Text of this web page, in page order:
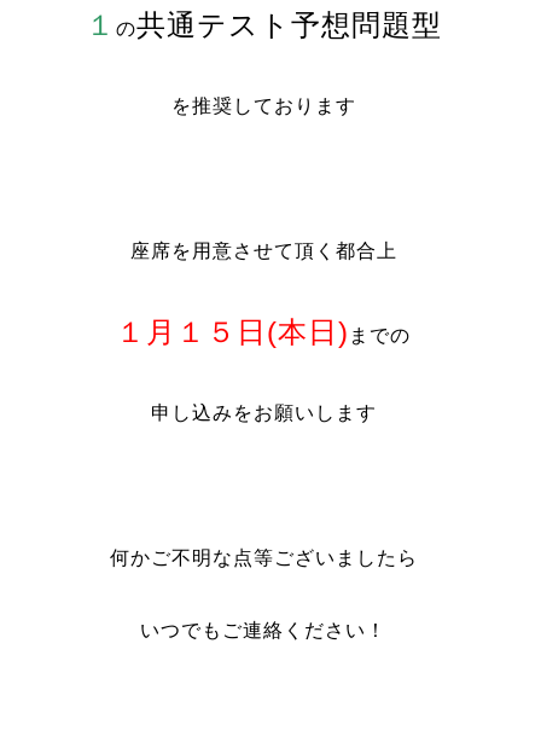
１ の共通テスト予想問題型
を推奨しております
座席を用意させて頂く都合上
１月１５日(本日) までの
申し込みをお願いします
何かご不明な点等ございましたら
いつでもご連絡ください！